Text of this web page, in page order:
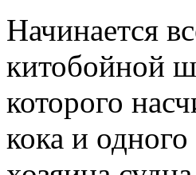
Начинается
китобойной
которого
кока и